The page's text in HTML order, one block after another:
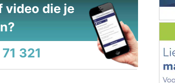
video die je
321